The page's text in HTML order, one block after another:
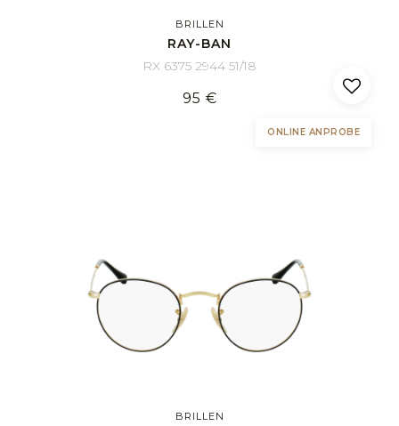
BRILLEN
RAY-BAN
RX 6375 2944 51/18
95 €
ONLINE ANPROBE
BRILLEN